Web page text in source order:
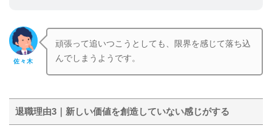
佐々木
頑張って追いつこうとしても、限界を感じて落ち込
んでしまうようです。
退職理由3｜新しい価値を創造していない感じがする